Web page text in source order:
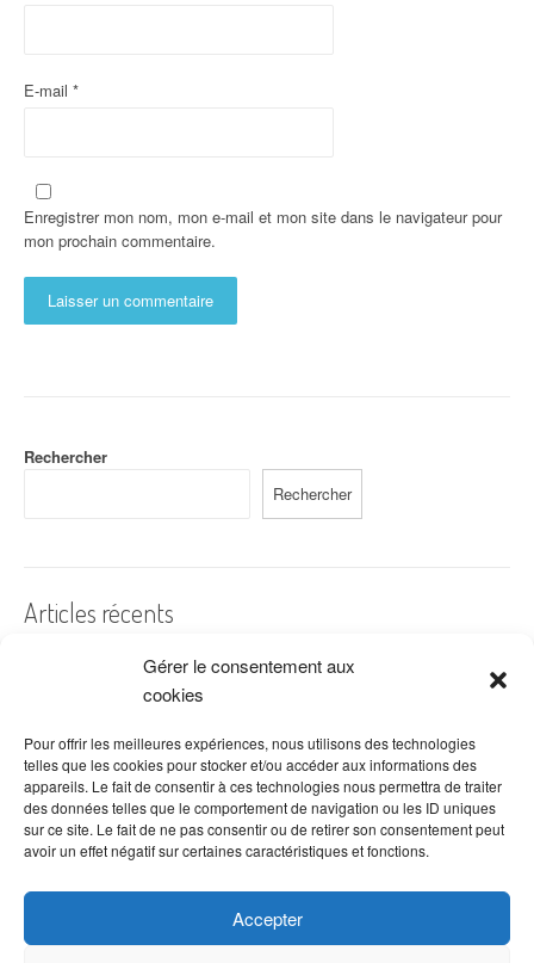
Gérer le consentement aux
cookies
Pour offrir les meilleures expériences, nous utilisons des technologies
telles que les cookies pour stocker et/ou accéder aux informations des
appareils. Le fait de consentir à ces technologies nous permettra de traiter
des données telles que le comportement de navigation ou les ID uniques
sur ce site. Le fait de ne pas consentir ou de retirer son consentement peut
avoir un effet négatif sur certaines caractéristiques et fonctions.
Accepter
E-mail *
Enregistrer mon nom, mon e-mail et mon site dans le navigateur pour
mon prochain commentaire.
Rechercher
Rechercher
Articles récents
A quelles dates de l’année offre-t-on des fleurs ?
Les fleurs préférées des Français
Combien de fois arroser un cactus ?
Quelles fleurs offrir pour la fête des mères ?
Idées de décoration avec fleurs séchées